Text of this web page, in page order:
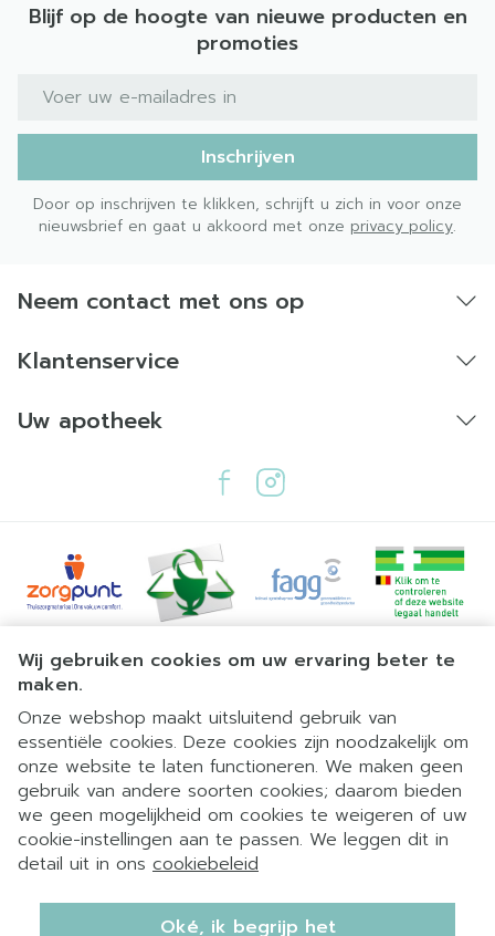
Wij gebruiken cookies om uw ervaring beter te
maken.
Onze webshop maakt uitsluitend gebruik van
essentiële cookies. Deze cookies zijn noodzakelijk om
onze website te laten functioneren. We maken geen
gebruik van andere soorten cookies; daarom bieden
we geen mogelijkheid om cookies te weigeren of uw
cookie-instellingen aan te passen. We leggen dit in
detail uit in ons cookiebeleid
Oké, ik begrijp het
Blijf op de hoogte van nieuwe producten en
promoties
E-mail adres
Inschrijven
Door op inschrijven te klikken, schrijft u zich in voor onze
nieuwsbrief en gaat u akkoord met onze privacy policy.
Neem contact met ons op
Klantenservice
Uw apotheek
Juridische links